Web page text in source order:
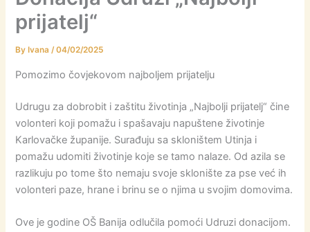
prijatelj“
By Ivana/04/02/2025
Pomozimo čovjekovom najboljem prijatelju
Udrugu za dobrobit i zaštitu životinja „Najbolji prijatelj“ čine
volonteri koji pomažu i spašavaju napuštene životinje
Karlovačke županije. Surađuju sa skloništem Utinja i
pomažu udomiti životinje koje se tamo nalaze. Od azila se
razlikuju po tome što nemaju svoje sklonište za pse već ih
volonteri paze, hrane i brinu se o njima u svojim domovima.
Ove je godine OŠ Banija odlučila pomoći Udruzi donacijom.